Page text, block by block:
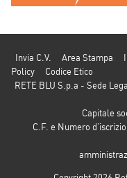
Invia C.V. Area Stampa
Policy
Codice Etico
RETE BLU S.p.a - Sede
Capitale
C.F. e Numero